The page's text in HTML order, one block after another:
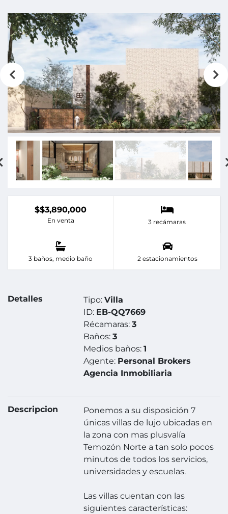
$$3,890,000
En venta 3 recámaras
3 baños, medio baño 2 estacionamientos
Detalles Tipo:Villa
ID: EB-QQ7669
Récamaras:3
Baños:3
Medios baños:1
Agente: Personal Brokers
Agencia Inmobiliaria
Descripcion
Ponemos a su disposición 7
únicas villas de lujo ubicadas en
la zona con mas plusvalía
Temozón Norte a tan solo pocos
minutos de todos los servicios,
universidades y escuelas.
Las villas cuentan con las
siguientes características: